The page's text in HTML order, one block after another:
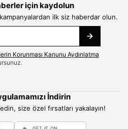
için kaydolun
ilk siz haberdar olun.
Korunması Kanunu Aydınlatma
İndirin
size özel fırsatları yakalayın!